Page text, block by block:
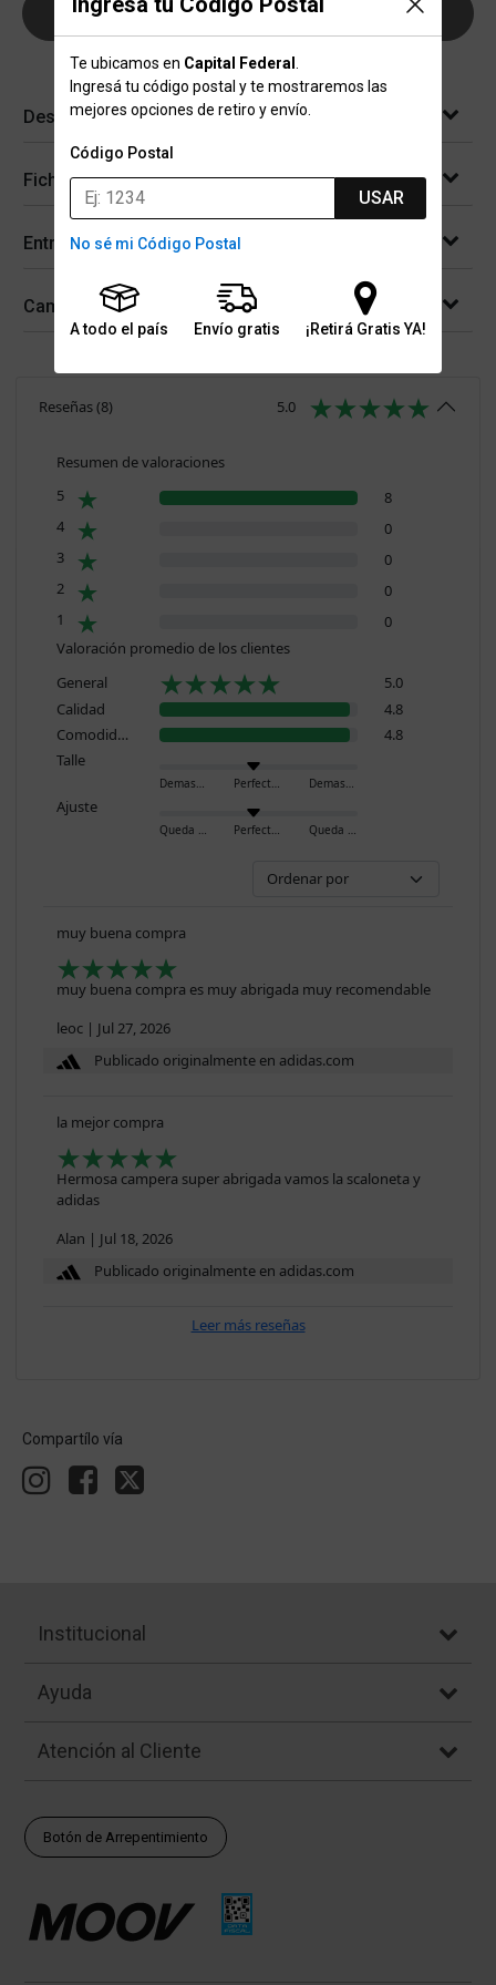
Te ubicamos en Capital Federal
Ingresá tu código postal y te mostraremos las
mejores opciones de retiro y envío.
Código Postal
USAR
No sé mi Código Postal
A todo el país Envío gratis ¡Retirá Gratis YA!
AGREGAR AL CARRITO
Descripción
Ficha técnica
Entregas
Cambios y devoluciones
Reseñas(8) 5.0
Resumen de valoraciones
5
8
4
0
3
0
2
0
1
0
Valoración promedio de los clientes
General
5.0
Calidad
4.8
Comodidad
4.8
Talle
Demasiado pequeño Perfecto Demasiado grande
Ajuste
Queda ajustado Perfecto Queda holgado
muy buena compra
muy buena compra es muy abrigada muy recomendable
leoc | Jul 27, 2026
Publicado originalmente en adidas.com
la mejor compra
Hermosa campera super abrigada vamos la scaloneta y
adidas
Alan | Jul 18, 2026
Publicado originalmente en adidas.com
Leer más reseñas
Compartílo vía
Institucional
Ayuda
Atención al Cliente
Botón de Arrepentimiento